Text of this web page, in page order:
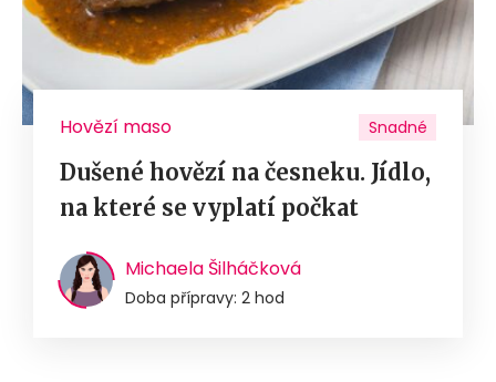
Hovězí maso Snadné
Dušené hovězí na česneku. Jídlo,
na které se vyplatí počkat
Michaela Šilháčková
Doba přípravy: 2 hod